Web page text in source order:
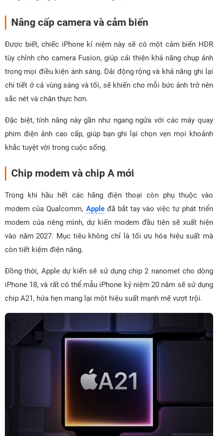
Nâng cấp camera và cảm biến
Được biết, chiếc iPhone kỉ niệm này sẽ có một cảm biến HDR
tùy chỉnh cho camera Fusion, giúp cải thiện khả năng chụp ảnh
trong mọi điều kiện ánh sáng. Dải động rộng và khả năng ghi lại
chi tiết ở cả vùng sáng và tối, sẽ khiến cho mỗi bức ảnh trở nên
sắc nét và chân thực hơn.
Đặc biệt, tính năng này gần như ngang ngửa với các máy quay
phim điện ảnh cao cấp, giúp bạn ghi lại chọn vẹn mọi khoảnh
khắc tuyệt vời trong cuộc sống.
Chip modem và chip A mới
Trong khi hầu hết các hãng điện thoại còn phụ thuộc vào
modem của Qualcomm, Appleđã bắt tay vào việc tự phát triển
modem của riêng mình, dự kiến modem đầu tiên sẽ xuất hiện
vào năm 2027. Mục tiêu không chỉ là tối ưu hóa hiệu suất mà
còn tiết kiệm điện năng.
Đồng thời, Apple dự kiến sẽ sử dụng chip 2 nanomet cho dòng
iPhone 18, và rất có thể mẫu iPhone kỷ niệm 20 năm sẽ sử dụng
chip A21, hứa hẹn mang lại một hiệu suất mạnh mẽ vượt trội.